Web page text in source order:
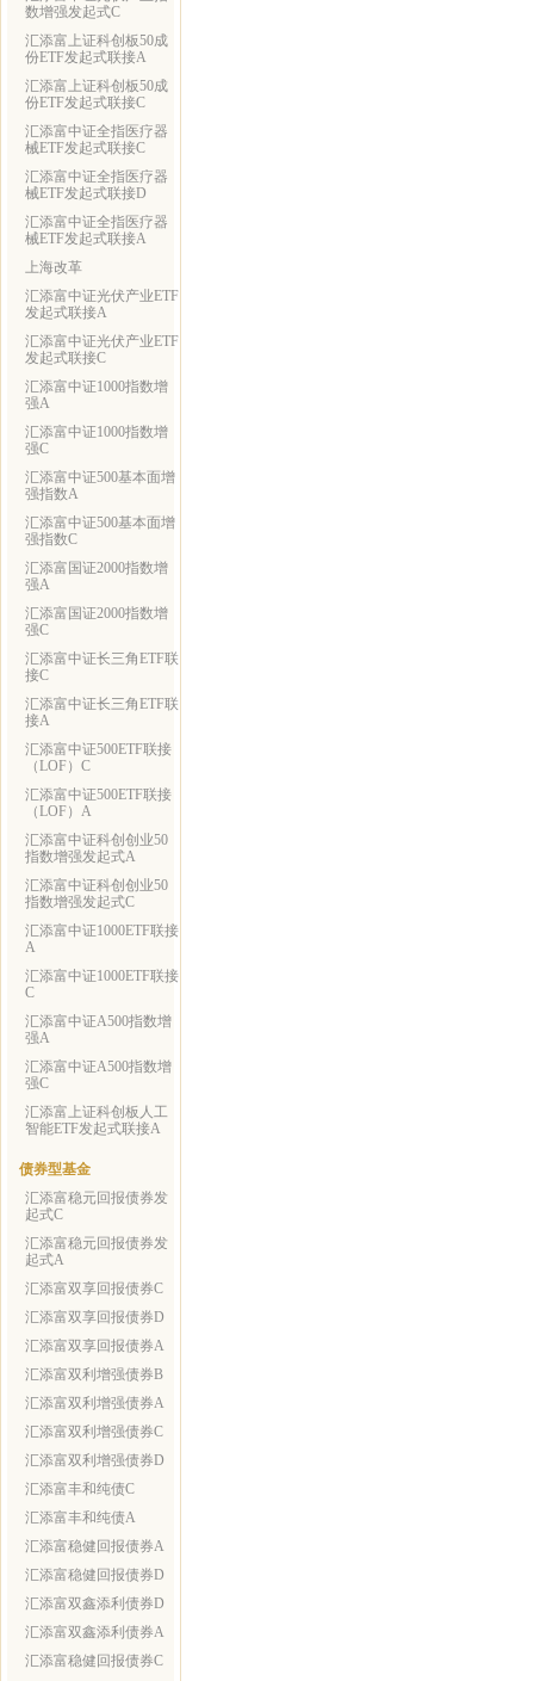
数增强发起式C
汇添富上证科创板50成
份ETF发起式联接A
汇添富上证科创板50成
份ETF发起式联接C
汇添富中证全指医疗器
械ETF发起式联接C
汇添富中证全指医疗器
械ETF发起式联接D
汇添富中证全指医疗器
械ETF发起式联接A
上海改革
汇添富中证光伏产业ETF
发起式联接A
汇添富中证光伏产业ETF
发起式联接C
汇添富中证1000指数增
强A
汇添富中证1000指数增
强C
汇添富中证500基本面增
强指数A
汇添富中证500基本面增
强指数C
汇添富国证2000指数增
强A
汇添富国证2000指数增
强C
汇添富中证长三角ETF联
接C
汇添富中证长三角ETF联
接A
汇添富中证500ETF联接
（LOF）C
汇添富中证500ETF联接
（LOF）A
汇添富中证科创创业50
指数增强发起式A
汇添富中证科创创业50
指数增强发起式C
汇添富中证1000ETF联接
A
汇添富中证1000ETF联接
C
汇添富中证A500指数增
强A
汇添富中证A500指数增
强C
汇添富上证科创板人工
智能ETF发起式联接A
债券型基金
汇添富稳元回报债券发
起式C
汇添富稳元回报债券发
起式A
汇添富双享回报债券C
汇添富双享回报债券D
汇添富双享回报债券A
汇添富双利增强债券B
汇添富双利增强债券A
汇添富双利增强债券C
汇添富双利增强债券D
汇添富丰和纯债C
汇添富丰和纯债A
汇添富稳健回报债券A
汇添富稳健回报债券D
汇添富双鑫添利债券D
汇添富双鑫添利债券A
汇添富稳健回报债券C